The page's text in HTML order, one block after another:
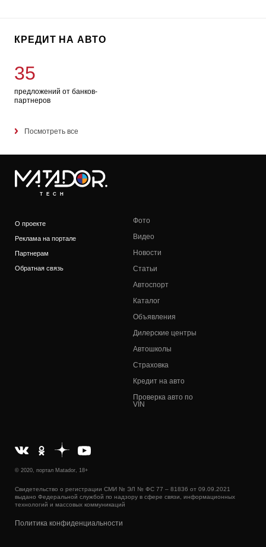
КРЕДИТ НА АВТО
35
предложений от банков-
партнеров
Посмотреть все
TECH
О проекте
Реклама на портале
Партнерам
Обратная связь
Фото
Видео
Новости
Статьи
Автоспорт
Каталог
Объявления
Дилерские центры
Автошколы
Страховка
Кредит на авто
Проверка авто по
VIN
© 2020, портал Matador, 18+
Свидетельство о регистрации СМИ № ЭЛ № ФС 77 – 81836 от 09.09.2021
выдано Федеральной службой по надзору в сфере связи, информационных
технологий и массовых коммуникаций
Политика конфиденциальности